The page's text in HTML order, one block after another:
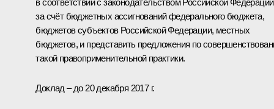
за счёт бюджетных ассигнований федерального бюджета,
бюджетов субъектов Российской Федерации, местных
бюджетов, и представить предложения по
такой правоприменительной практики.
Доклад – до 20 декабря 2017 г.